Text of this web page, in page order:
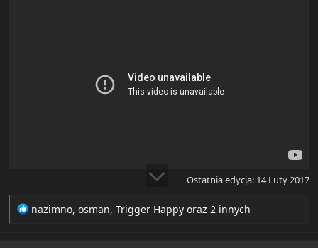
Ostatnia edycja: 14 Luty 2017
R
nazimno, osman, Trigger Happy oraz 2 innych